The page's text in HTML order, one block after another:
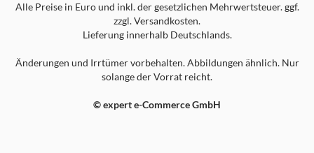
Alle Preise in Euro und inkl. der gesetzlichen Mehrwertsteuer. ggf.
zzgl. Versandkosten.
Lieferung innerhalb Deutschlands.
Änderungen und Irrtümer vorbehalten. Abbildungen ähnlich. Nur
solange der Vorrat reicht.
© expert e-Commerce GmbH